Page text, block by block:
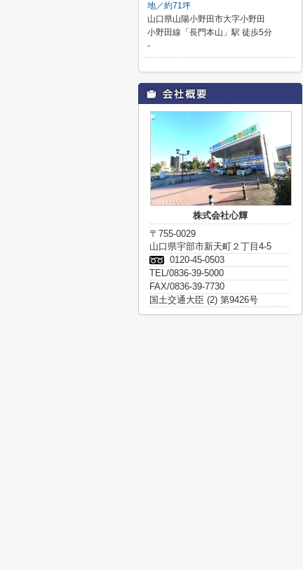
地／約71坪
山口県山陽小野田市大字小野田
小野田線「長門本山」駅 徒歩5分
-
株式会社心輝
〒755-0029
山口県宇部市新天町２丁目4-5
0120-45-0503
TEL/0836-39-5000
FAX/0836-39-7730
国土交通大臣 (2) 第9426号